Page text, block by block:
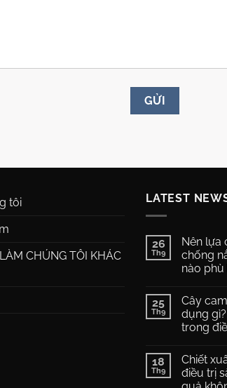
tôi
CHÚNG TÔI KHÁC
LATEST
26
Th9
Nên lựa
chống
nào phù
bình
luận
ở
Nên
loại
kem
chống
nắng
25
Th9
Cây
dụng
trong
bình
luận
ở
18
Th9
Chiết
điều trị